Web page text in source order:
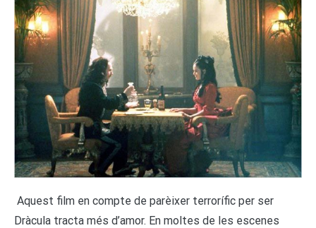
Aquest film en compte de parèixer terrorífic per ser
Dràcula tracta més d’amor. En moltes de les escenes